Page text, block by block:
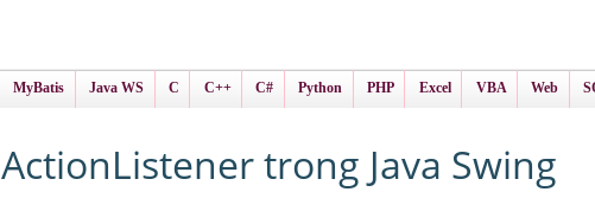
MyBatis Java WS C C++ C# Python PHP Excel VBA Web
ActionListener trong Java Swing